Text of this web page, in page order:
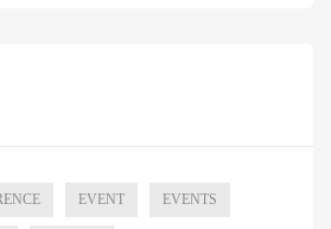
EVENT EVENTS